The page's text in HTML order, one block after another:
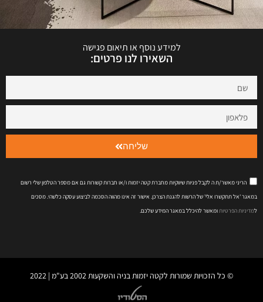
למידע נוסף או תיאום פגישה
השאירו לנו פרטים:
הריני מאשר/ת ה לקבל פניות שיווקיות מחברת קטה יזמות ו/או חברות קשורות גם אם מספר הטלפון שלי רשום
במאגר 'אל תתקשרו אלי' של הרשות להגנת הצרכן. אישור זה אינו מהווה הסכמה לביצוע עסקה כלשהי. מסכים
למדיניות הפרטיותומאשר להיכלל במאגר המידע שלכם.
שליחה
© כל הזכויות שמורות לקטה יזמות בניה והשקעות 2002 בע"מ | 2022